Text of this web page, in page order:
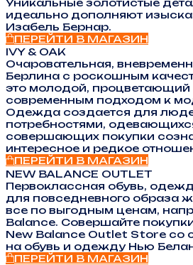
идеально дополняют
Изабель Бернар.
ПЕРЕЙТИ В МАГАЗИН
IVY & OAK
Очаровательная,
Берлина с роскошным
это молодой, процветающий
современным подходом к
Одежда создается для
потребностями,
совершающих покупки
интересное и редкое
ПЕРЕЙТИ В МАГАЗИН
NEW BALANCE OUTLET
Первоклассная обувь,
для повседневного образа
все по выгодным ценам,
Balance. Совершайте
New Balance Outlet Store со
на обувь и одежду Нью
ПЕРЕЙТИ В МАГАЗИН